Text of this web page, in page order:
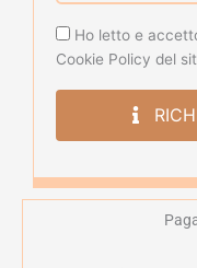
Privacy
Policy
Ho letto e
Cookie Policy del